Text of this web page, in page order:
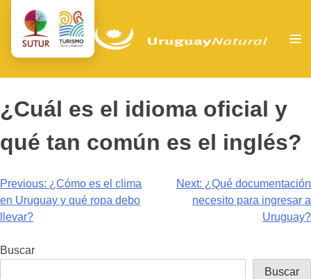
¿Cuál es el idioma oficial y
qué tan común es el inglés?
Navegación
de
Previous: ¿Cómo es el clima
en Uruguay y qué ropa debo
llevar?
Next: ¿Qué documentación
necesito para ingresar a
Uruguay?
Buscar
Buscar